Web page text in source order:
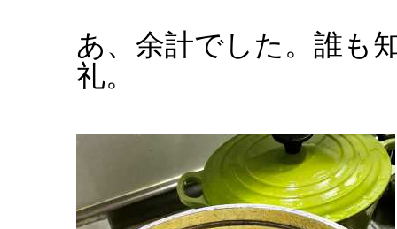
あ、余計でした。誰も
礼。